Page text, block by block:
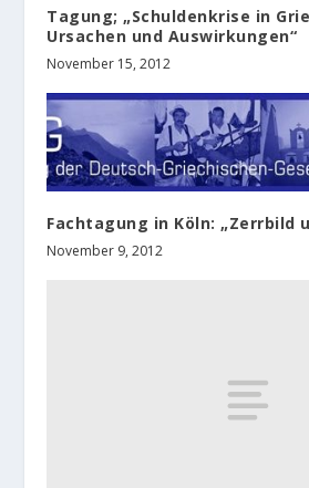
Tagung; „Schuldenkrise in
Ursachen und Auswirkungen“
November 15, 2012
Fachtagung in Köln: „Zerrbild
November 9, 2012